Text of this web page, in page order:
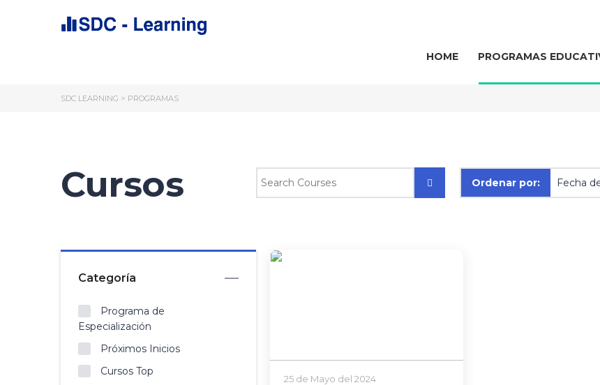
HOME PROGRAMAS
SDC LEARNING > PROGRAMAS
Cursos Ordenar por:
Categoría
Programa de
Especialización
Próximos Inicios
Cursos Top
25 de Mayo del 2024